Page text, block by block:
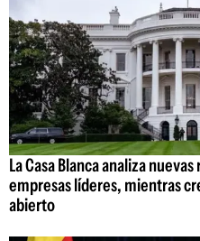
La Casa Blanca analiza
empresas líderes, mientras
abierto